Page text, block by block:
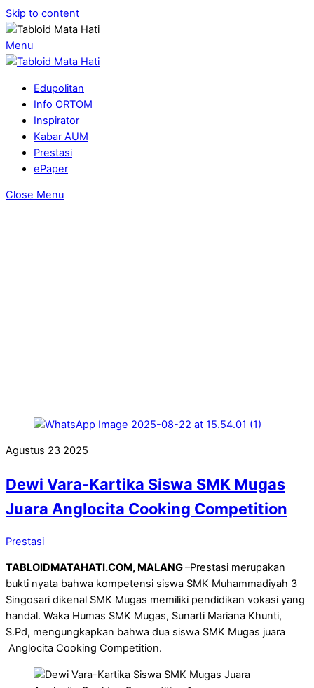
Skip to content
Menu
Edupolitan
Info ORTOM
Inspirator
Kabar AUM
Prestasi
ePaper
Close Menu
Agustus 23 2025
Dewi Vara-Kartika Siswa SMK Mugas
Juara Anglocita Cooking Competition
Prestasi
TABLOIDMATAHATI.COM, MALANG–Prestasi merupakan
bukti nyata bahwa kompetensi siswa SMK Muhammadiyah 3
Singosari dikenal SMK Mugas memiliki pendidikan vokasi yang
handal. Waka Humas SMK Mugas, Sunarti Mariana Khunti,
S.Pd, mengungkapkan bahwa dua siswa SMK Mugas juara
Anglocita Cooking Competition.